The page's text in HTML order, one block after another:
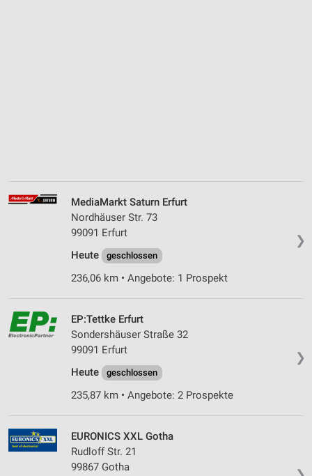
❯
MediaMarkt Saturn Erfurt
Nordhäuser Str. 73
99091 Erfurt
Heute
geschlossen
236,06 km • Angebote: 1 Prospekt
❯
EP:Tettke Erfurt
Sondershäuser Straße 32
99091 Erfurt
Heute
geschlossen
235,87 km • Angebote: 2 Prospekte
EURONICS XXL Gotha
Rudloff Str. 21
99867 Gotha